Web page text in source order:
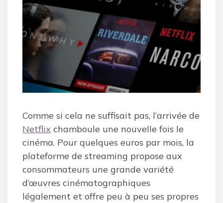
Comme si cela ne suffisait pas, l’arrivée de
Netflix chamboule une nouvelle fois le
cinéma. Pour quelques euros par mois, la
plateforme de streaming propose aux
consommateurs une grande variété
d’œuvres cinématographiques
légalement et offre peu à peu ses propres